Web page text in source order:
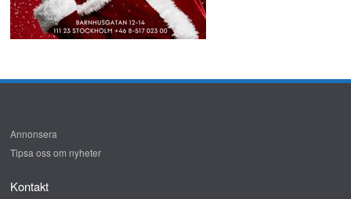
Annonsera
Tipsa oss om nyheter
Kontakt